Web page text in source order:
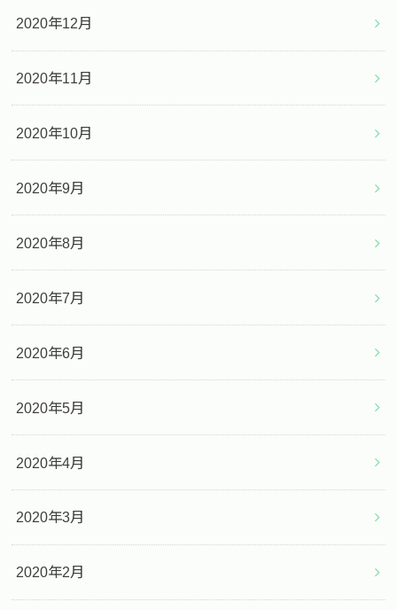
2020年12月
2020年11月
2020年10月
2020年9月
2020年8月
2020年7月
2020年6月
2020年5月
2020年4月
2020年3月
2020年2月